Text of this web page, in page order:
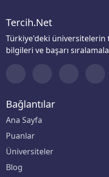
Tercih.Net
Türkiye'deki üniversitelerin
bilgileri ve başarı
Bağlantılar
Ana Sayfa
Puanlar
Üniversiteler
Blog